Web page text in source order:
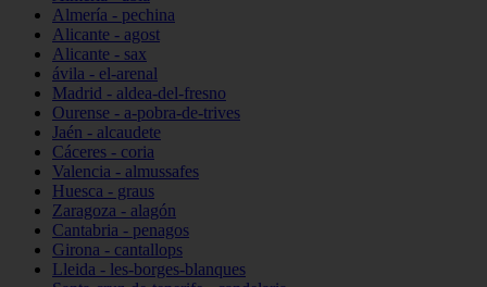
Almería - pechina
Alicante - agost
Alicante - sax
ávila - el-arenal
Madrid - aldea-del-fresno
Ourense - a-pobra-de-trives
Jaén - alcaudete
Cáceres - coria
Valencia - almussafes
Huesca - graus
Zaragoza - alagón
Cantabria - penagos
Girona - cantallops
Lleida - les-borges-blanques